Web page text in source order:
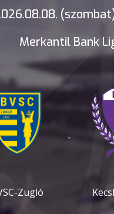
Merkantil Bank
Zugló
-